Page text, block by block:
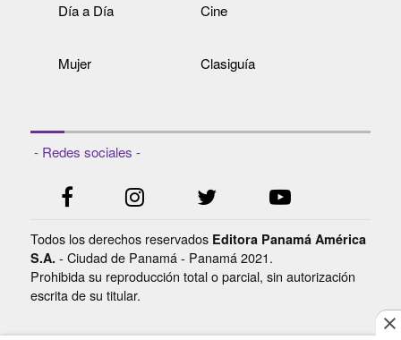
Día a Día Cine
Mujer Clasiguía
- Redes sociales -
Todos los derechos reservados Editora Panamá América
S.A. - Ciudad de Panamá - Panamá 2021.
Prohibida su reproducción total o parcial, sin autorización
escrita de su titular.